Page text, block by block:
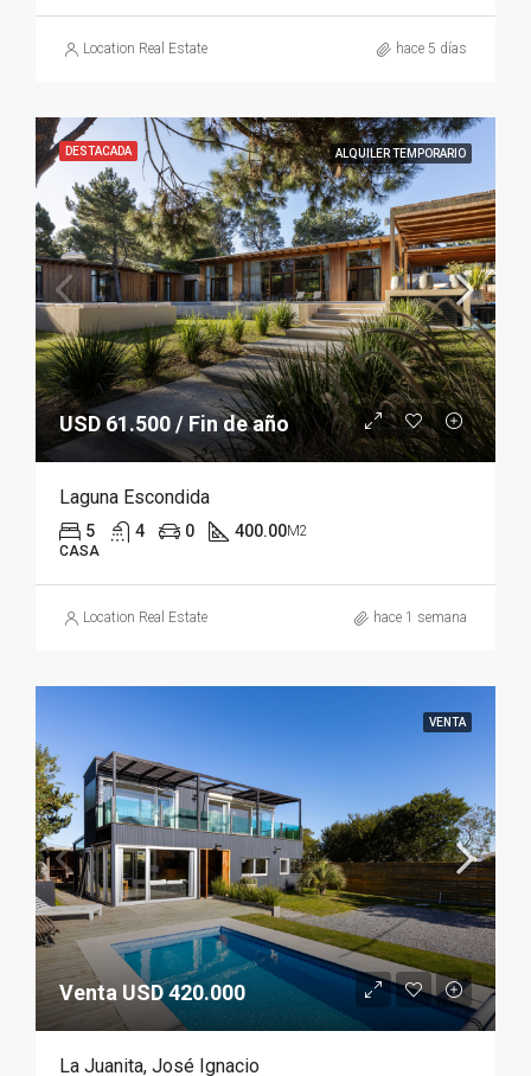
Location Real Estate hace 5 días
DESTACADA ALQUILER TEMPORARIO
USD 61.500 / Fin de año
Laguna Escondida
5 4 0 400.00M2
CASA
Location Real Estate hace 1 semana
VENTA
Venta USD 420.000
La Juanita, José Ignacio